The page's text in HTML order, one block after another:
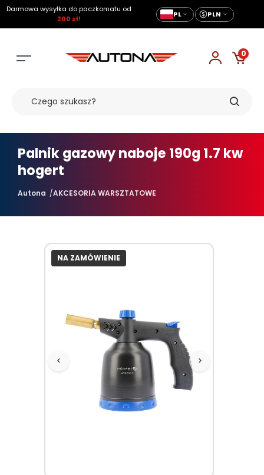
Darmowa wysyłka do paczkomatu od
200 zł!
PL PLN
0
Palnik gazowy naboje 190g 1.7 kw
hogert
Autona AKCESORIA WARSZTATOWE
NA ZAMÓWIENIE